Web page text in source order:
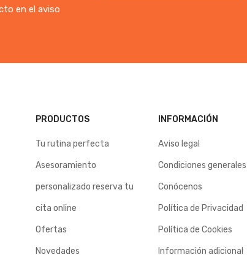
en el aviso
PRODUCTOS
Tu rutina perfecta
Asesoramiento
personalizado reserva tu
cita online
Ofertas
Novedades
INFORMACIÓN
Aviso legal
Condiciones generales
Conócenos
Política de Privacidad
Política de Cookies
Información adicional